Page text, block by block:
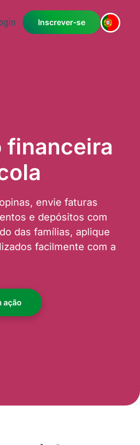
Login
financeira
envie faturas
e depósitos com
das famílias, aplique
facilmente com a
ação